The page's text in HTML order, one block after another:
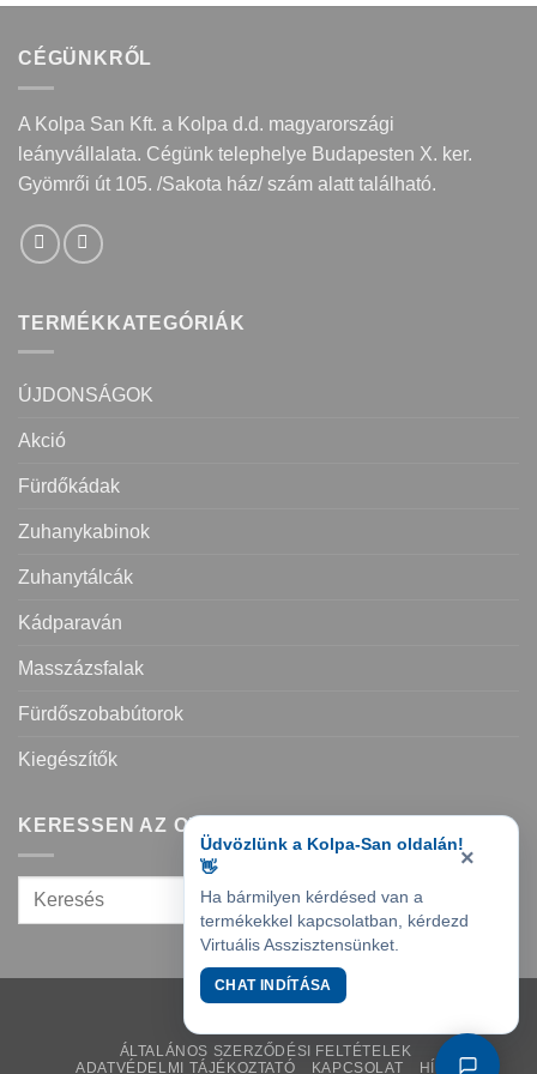
CÉGÜNKRŐL
A Kolpa San Kft. a Kolpa d.d. magyarországi
leányvállalata. Cégünk telephelye Budapesten X. ker.
Gyömrői út 105. /Sakota ház/ szám alatt található.
TERMÉKKATEGÓRIÁK
ÚJDONSÁGOK
Akció
Fürdőkádak
Zuhanykabinok
Zuhanytálcák
Kádparaván
Masszázsfalak
Fürdőszobabútorok
Kiegészítők
KERESSEN AZ OLDALON
ÁLTALÁNOS SZERZŐDÉSI FELTÉTELEK
ADATVÉDELMI TÁJÉKOZTATÓ
KAPCSOLAT HÍREK
×
Üdvözlünk a Kolpa-San oldalán!
👋
Ha bármilyen kérdésed van a
termékekkel kapcsolatban, kérdezd
Virtuális Asszisztensünket.
CHAT INDÍTÁSA